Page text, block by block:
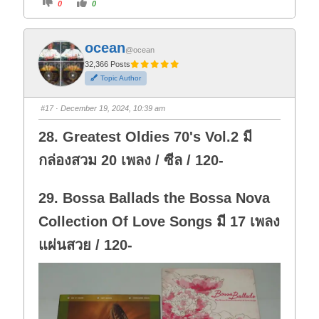
i
f
o
r
t
h
u
m
d
o
n
.
0
i
o
t
h
u
m
u
p
0
ocean@ocean
32,366 Posts
Topic Author
#17· December 19, 2024, 10:39 am
28. Greatest Oldies 70's Vol.2 มี
กล่องสวม 20 เพลง / ซีล / 120-
29. Bossa Ballads the Bossa Nova
Collection Of Love Songs มี 17 เพลง
แผ่นสวย / 120-